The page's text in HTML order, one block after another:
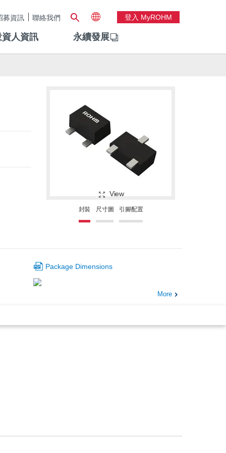
募資訊 聯絡我們 登入 MyROHM
人資訊 永續發展
View
封裝 尺寸圖 引腳配置
Package Dimensions
More